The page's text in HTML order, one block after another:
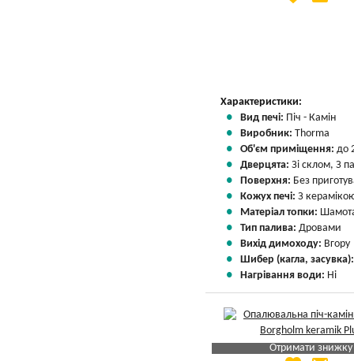
Характеристики:
Вид печі: Піч - Камін
Виробник: Thorma
Об'єм приміщення: до
Дверцята: Зі склом, З
Поверхня: Без
Кожух печі: З
Матеріал топки:
Тип палива: Дровами
Вихід димоходу: Вгору
Шибер (кагла,
Нагрівання води: Ні
Отримати знижку